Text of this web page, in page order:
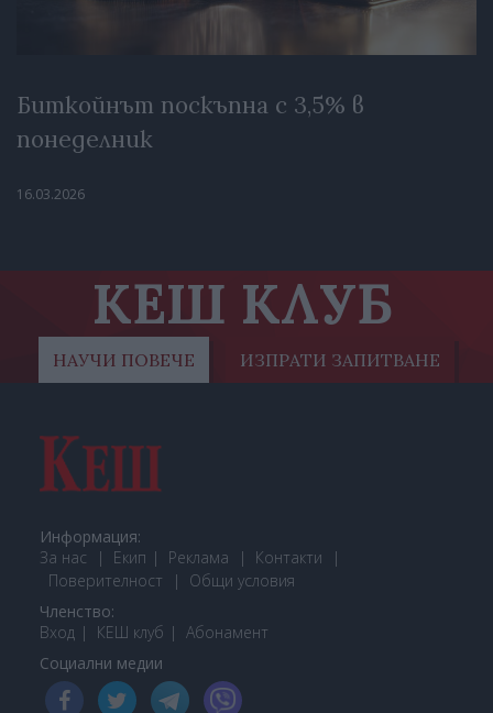
Биткойнът поскъпна с 3,5% в
понеделник
16.03.2026
КЕШ КЛУБ
НАУЧИ ПОВЕЧЕ ИЗПРАТИ ЗАПИТВАНЕ
Информация:
За нас
Екип Реклама
Контакти
Поверителност
Общи условия
Членство:
Вход
КЕШ клуб Абонамент
Социални медии